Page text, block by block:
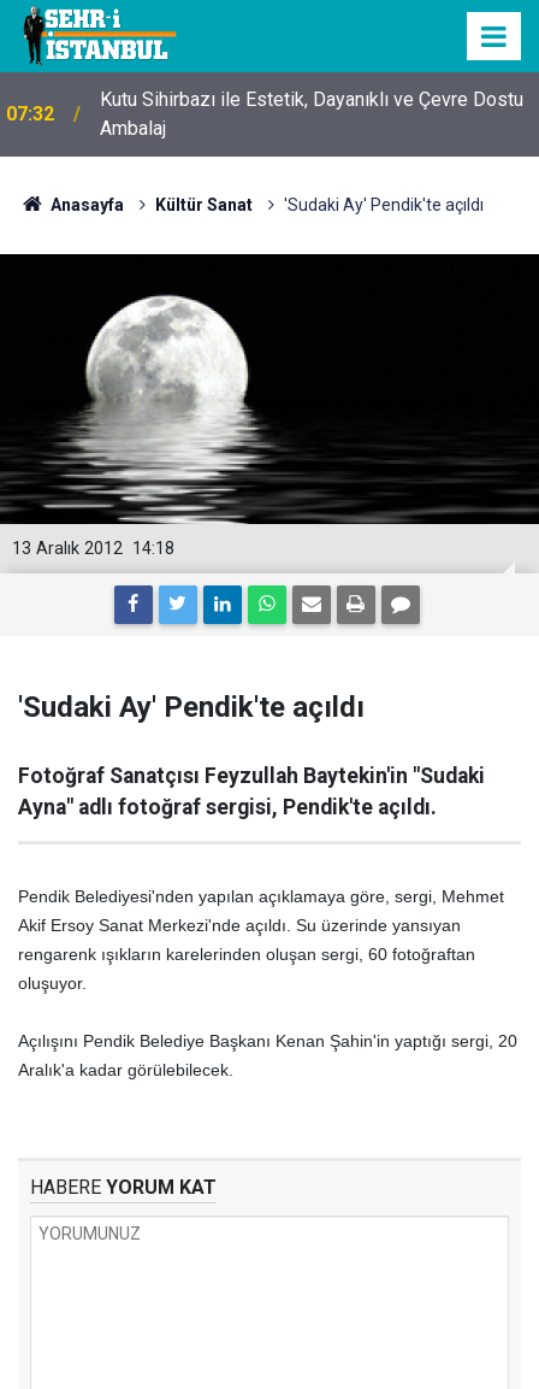
07:32
Kutu Sihirbazı ile Estetik, Dayanıklı ve Çevre Dostu
Ambalaj
Anasayfa Kültür Sanat 'Sudaki Ay' Pendik'te açıldı
14:18
13 Aralık 2012
'Sudaki Ay' Pendik'te açıldı
Fotoğraf Sanatçısı Feyzullah Baytekin'in "Sudaki
Ayna" adlı fotoğraf sergisi, Pendik'te açıldı.
Pendik Belediyesi'nden yapılan açıklamaya göre, sergi, Mehmet
Akif Ersoy Sanat Merkezi'nde açıldı. Su üzerinde yansıyan
rengarenk ışıkların karelerinden oluşan sergi, 60 fotoğraftan
oluşuyor.
Açılışını Pendik Belediye Başkanı Kenan Şahin'in yaptığı sergi, 20
Aralık'a kadar görülebilecek.
HABERE YORUM KAT